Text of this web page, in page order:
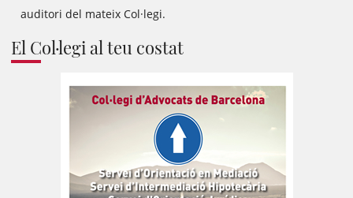
auditori del mateix Col·legi.
El Col·legi al teu costat